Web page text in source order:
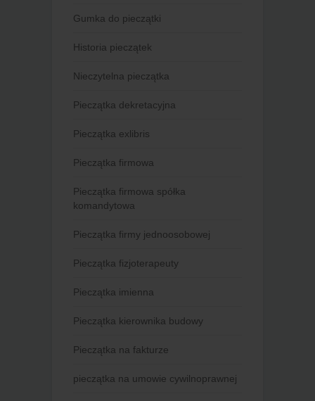
Gumka do pieczątki
Historia pieczątek
Nieczytelna pieczątka
Pieczątka dekretacyjna
Pieczątka exlibris
Pieczątka firmowa
Pieczątka firmowa spółka
komandytowa
Pieczątka firmy jednoosobowej
Pieczątka fizjoterapeuty
Pieczątka imienna
Pieczątka kierownika budowy
Pieczątka na fakturze
pieczątka na umowie cywilnoprawnej